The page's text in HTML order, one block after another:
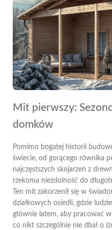
Mit pierwszy:
domków
Pomimo bogatej historii
świecie, od gorącego równika
najczęstszych skojarzeń z
rzekoma niezdolność do
Ten mit zakorzenił się w
działkowych osiedli, gdzie
głównie latem, aby pracować
co nikt szczególnie nie dbał o